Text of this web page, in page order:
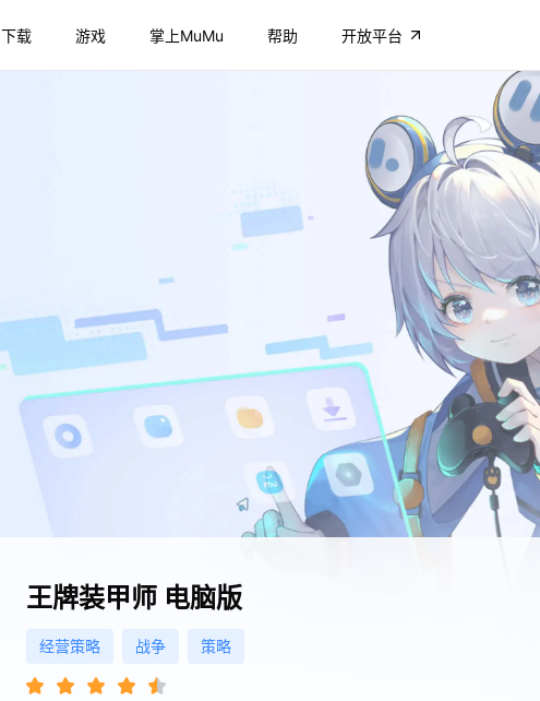
下载 游戏 掌上MuMu 帮助 开放平台
王牌装甲师 电脑版
经营策略 战争 策略